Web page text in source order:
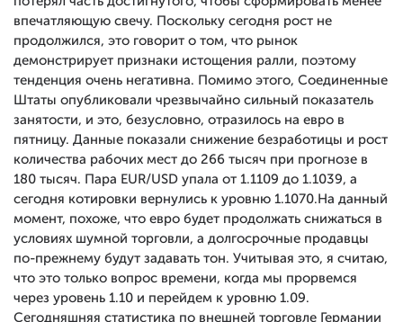
впечатляющую свечу. Поскольку сегодня рост не
продолжился, это говорит о том, что рынок
демонстрирует признаки истощения ралли, поэтому
тенденция очень негативна. Помимо этого, Соединенные
Штаты опубликовали чрезвычайно сильный показатель
занятости, и это, безусловно, отразилось на евро в
пятницу. Данные показали снижение безработицы и рост
количества рабочих мест до 266 тысяч при прогнозе в
180 тысяч. Пара EUR/USD упала от 1.1109 до 1.1039, а
сегодня котировки вернулись к уровню 1.1070.На данный
момент, похоже, что евро будет продолжать снижаться в
условиях шумной торговли, а долгосрочные продавцы
по-прежнему будут задавать тон. Учитывая это, я считаю,
что это только вопрос времени, когда мы прорвемся
через уровень 1.10 и перейдем к уровню 1.09.
Сегодняшняя статистика по внешней торговле Германии